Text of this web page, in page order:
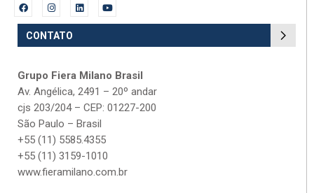
CONTATO
Grupo Fiera Milano Brasil
Av. Angélica, 2491 – 20º andar
cjs 203/204 – CEP: 01227-200
São Paulo – Brasil
+55 (11) 5585.4355
+55 (11) 3159-1010
www.fieramilano.com.br